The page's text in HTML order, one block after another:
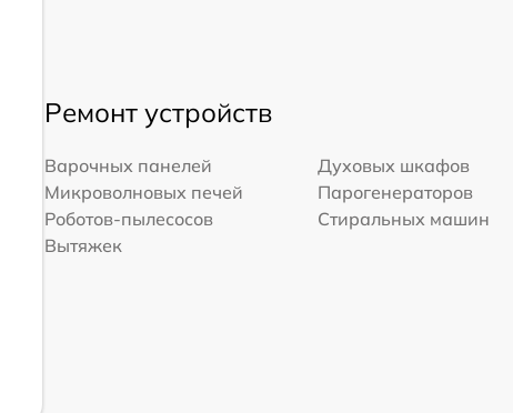
Ремонт устройств
Варочных панелей Духовых шкафов
Микроволновых печей
Парогенераторов
Роботов-пылесосов
Стиральных машин
Вытяжек